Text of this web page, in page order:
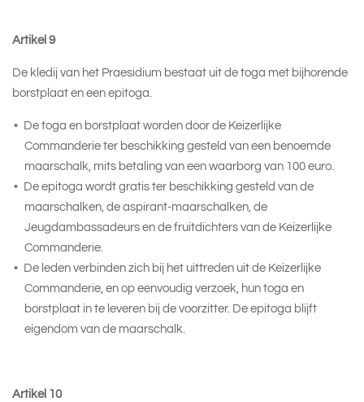
Artikel 9
De kledij van het Praesidium bestaat uit de toga met bijhorende
borstplaat en een epitoga.
De toga en borstplaat worden door de Keizerlijke
Commanderie ter beschikking gesteld van een benoemde
maarschalk, mits betaling van een waarborg van 100 euro.
De epitoga wordt gratis ter beschikking gesteld van de
maarschalken, de aspirant-maarschalken, de
Jeugdambassadeurs en de fruitdichters van de Keizerlijke
Commanderie.
De leden verbinden zich bij het uittreden uit de Keizerlijke
Commanderie, en op eenvoudig verzoek, hun toga en
borstplaat in te leveren bij de voorzitter. De epitoga blijft
eigendom van de maarschalk.
Artikel 10